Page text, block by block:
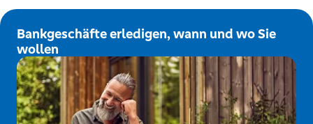
Bankgeschäfte erledigen, wann und wo Sie
wollen